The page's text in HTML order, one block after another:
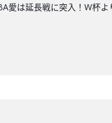
は延長戦に突入！W杯よ